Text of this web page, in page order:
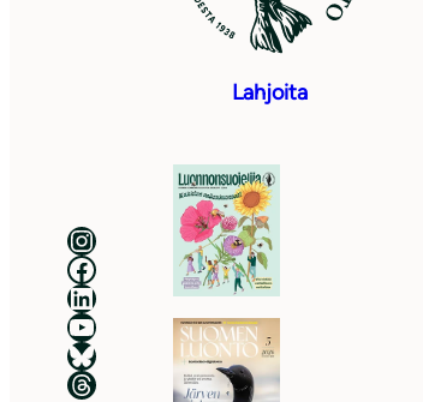
Lahjoita
Luonnonsuojeluliitto Instagramissa
Luonnonsuojeluliitto Facebookissa
Luonnonsuojeluliitto LinkedInissä
Luonnonsuojeluliiton YouTube-kanava
Luonnonsuojeluliitto Blueskyssa
Luonnonsuojeluliitto Threadsissa